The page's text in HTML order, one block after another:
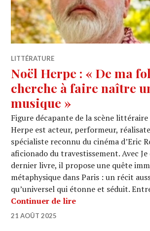
LITTÉRATURE
Noël Herpe : « De ma
cherche à faire naître
musique »
Figure décapante de la scène
Herpe est acteur, performeur,
spécialiste reconnu du cinéma d’Eric
aficionado du travestissement. Avec Je
dernier livre, il propose une quête
métaphysique dans Paris : un récit
qu’universel qui étonne et séduit.
Continuer de lireNoël Herpe : « De
21 AOÛT 2025